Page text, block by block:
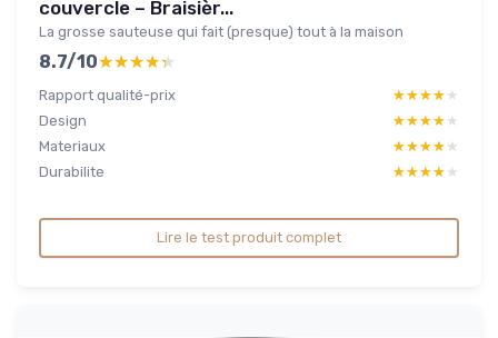
couvercle – Braisièr...
La grosse sauteuse qui fait (presque) tout à la maison
8.7/10★★★★★
★★★★★
Rapport qualité-prix ★★★★★
★★★★★
Design
★★★★★
★★★★★
Materiaux
★★★★★
★★★★★
Durabilite
★★★★★
★★★★★
Lire le test produit complet